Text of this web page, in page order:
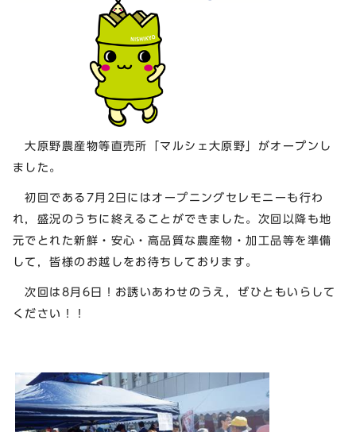
大原野農産物等直売所「マルシェ大原野」がオープンし
ました。
初回である7月2日にはオープニングセレモニーも行わ
れ，盛況のうちに終えることができました。次回以降も地
元でとれた新鮮・安心・高品質な農産物・加工品等を準備
して，皆様のお越しをお待ちしております。
次回は8月6日！お誘いあわせのうえ，ぜひともいらして
ください！！